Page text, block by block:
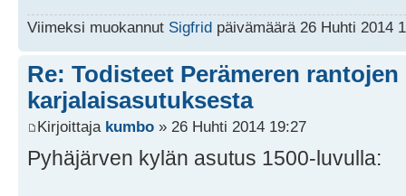
Viimeksi muokannut Sigfrid päivämäärä 26 Huhti 2014
Re: Todisteet Perämeren rantojen
karjalaisasutuksesta
Kirjoittaja kumbo » 26 Huhti 2014 19:27
Pyhäjärven kylän asutus 1500-luvulla: